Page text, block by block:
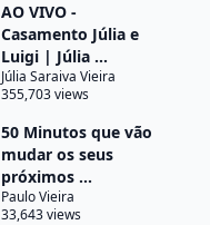
AO VIVO -
Casamento Júlia e
Luigi | Júlia ...
Júlia Saraiva Vieira
355,703 views
50 Minutos que vão
mudar os seus
próximos ...
Paulo Vieira
33,643 views